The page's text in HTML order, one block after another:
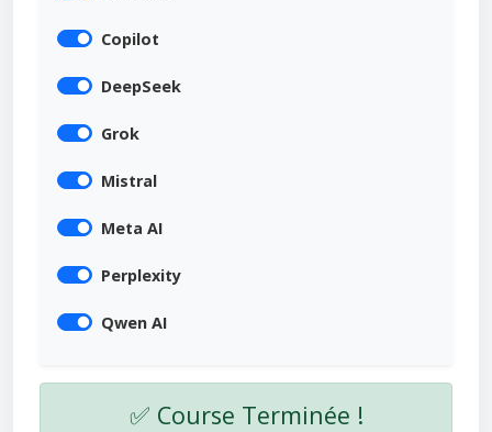
Copilot
DeepSeek
Grok
Mistral
Meta AI
Perplexity
Qwen AI
✅ Course Terminée !